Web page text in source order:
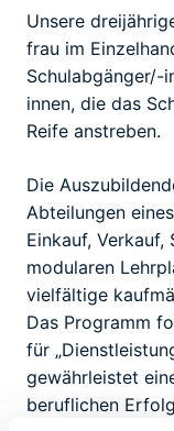
Unsere
frau im
Schulabgänger/-
innen, die das
Reife anstreben.
Die
Abteilungen
Einkauf,
modularen
vielfältige
Das Programm
für
gewährleistet
beruflichen